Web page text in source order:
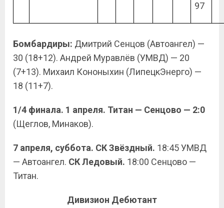
97
Бомбардиры: Дмитрий Сенцов (Автоангел) —
30 (18+12). Андрей Муравлёв (УМВД) — 20
(7+13). Михаил Кононыхин (ЛипецкЭнерго) —
18 (11+7).
1/4 финала. 1 апреля. Титан — Сенцово — 2:0
(Щеглов, Минаков).
7 апреля, суббота. СК Звёздный. 18:45 УМВД
— Автоангел. СК Ледовый. 18:00 Сенцово —
Титан.
Дивизион Дебютант